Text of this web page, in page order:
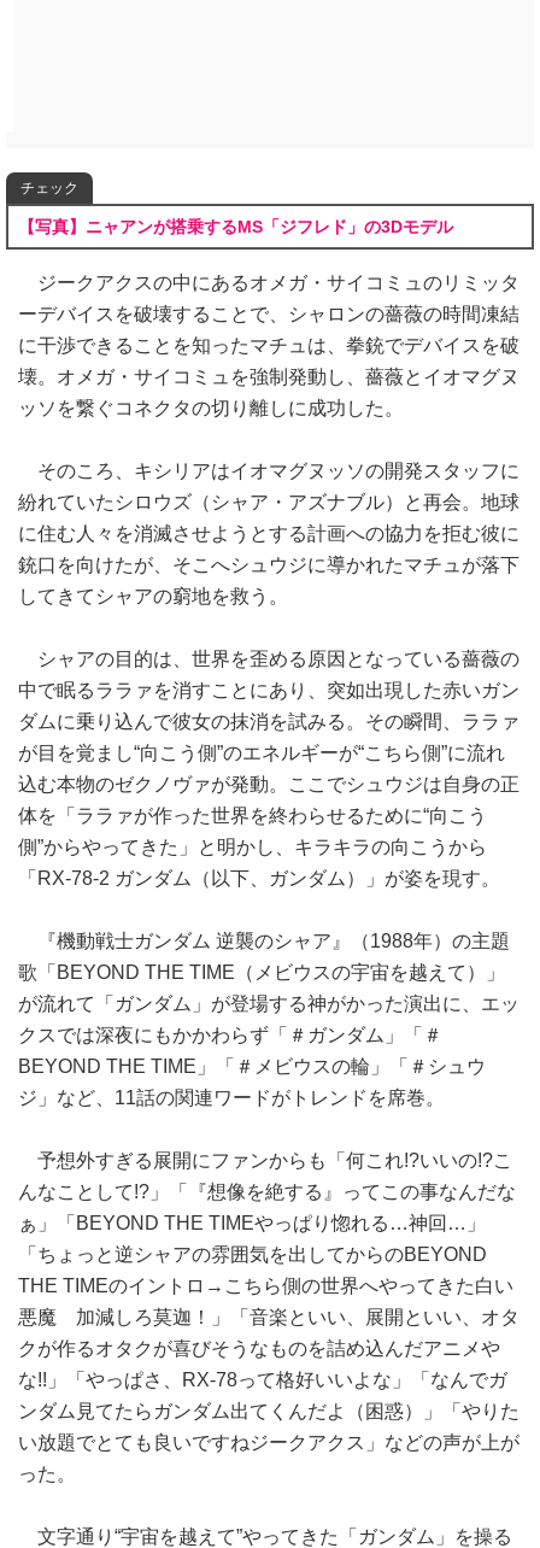
チェック
【写真】ニャアンが搭乗するMS「ジフレド」の3Dモデル
ジークアクスの中にあるオメガ・サイコミュのリミッタ
ーデバイスを破壊することで、シャロンの薔薇の時間凍結
に干渉できることを知ったマチュは、拳銃でデバイスを破
壊。オメガ・サイコミュを強制発動し、薔薇とイオマグヌ
ッソを繋ぐコネクタの切り離しに成功した。
そのころ、キシリアはイオマグヌッソの開発スタッフに
紛れていたシロウズ（シャア・アズナブル）と再会。地球
に住む人々を消滅させようとする計画への協力を拒む彼に
銃口を向けたが、そこへシュウジに導かれたマチュが落下
してきてシャアの窮地を救う。
シャアの目的は、世界を歪める原因となっている薔薇の
中で眠るララァを消すことにあり、突如出現した赤いガン
ダムに乗り込んで彼女の抹消を試みる。その瞬間、ララァ
が目を覚まし“向こう側”のエネルギーが“こちら側”に流れ
込む本物のゼクノヴァが発動。ここでシュウジは自身の正
体を「ララァが作った世界を終わらせるために“向こう
側”からやってきた」と明かし、キラキラの向こうから
「RX-78-2 ガンダム（以下、ガンダム）」が姿を現す。
『機動戦士ガンダム 逆襲のシャア』（1988年）の主題
歌「BEYOND THE TIME（メビウスの宇宙を越えて）」
が流れて「ガンダム」が登場する神がかった演出に、エッ
クスでは深夜にもかかわらず「＃ガンダム」「＃
BEYOND THE TIME」「＃メビウスの輪」「＃シュウ
ジ」など、11話の関連ワードがトレンドを席巻。
予想外すぎる展開にファンからも「何これ!?いいの!?こ
んなことして!?」「『想像を絶する』ってこの事なんだな
ぁ」「BEYOND THE TIMEやっぱり惚れる…神回…」
「ちょっと逆シャアの雰囲気を出してからのBEYOND
THE TIMEのイントロ→こちら側の世界へやってきた白い
悪魔 加減しろ莫迦！」「音楽といい、展開といい、オタ
クが作るオタクが喜びそうなものを詰め込んだアニメや
な!!」「やっぱさ、RX-78って格好いいよな」「なんでガ
ンダム見てたらガンダム出てくんだよ（困惑）」「やりた
い放題でとても良いですねジークアクス」などの声が上が
った。
文字通り“宇宙を越えて”やってきた「ガンダム」を操る